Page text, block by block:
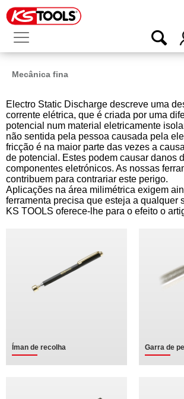
Mecânica fina
Electro Static Discharge descreve uma
corrente elétrica, que é criada por uma
potencial num material eletricamente
não sentida pela pessoa causada pela
fricção é na maior parte das vezes a
de potencial. Estes podem causar danos
componentes eletrónicos. As nossas
contribuem para contrariar este perigo.
Aplicações na área milimétrica exigem
ferramenta precisa que esteja a qualquer
KS TOOLS oferece-lhe para o efeito o
Íman de recolha Garra de